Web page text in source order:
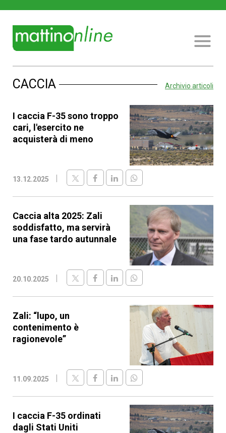
CACCIA Archivio articoli
I caccia F-35 sono troppo
cari, l'esercito ne
acquisterà di meno
13.12.2025
Caccia alta 2025: Zali
soddisfatto, ma servirà
una fase tardo autunnale
20.10.2025
Zali: “lupo, un
contenimento è
ragionevole”
11.09.2025
I caccia F-35 ordinati
dagli Stati Uniti